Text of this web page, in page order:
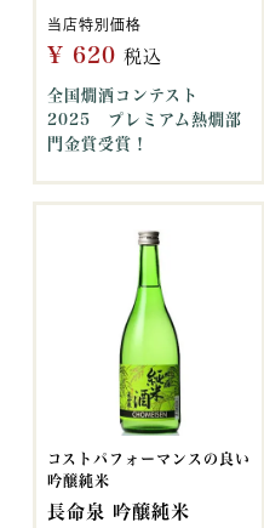
当店特別価格
¥ 620 税込
全国燗酒コンテスト
2025 プレミアム熱燗部
門金賞受賞！
コストパフォーマンスの良い
吟醸純米
長命泉 吟醸純米